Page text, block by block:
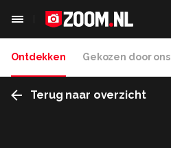
Ontdekken Gekozen door ons
Terug naar overzicht